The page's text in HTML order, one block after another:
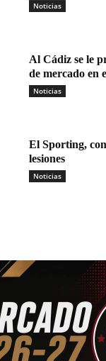
Noticias
Al Cádiz se le
de mercado en
Noticias
El Sporting,
lesiones
Noticias